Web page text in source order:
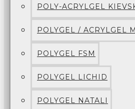
POLY-ACRYLGEL
POLYGEL / ACRYLGEL
POLYGEL FSM
POLYGEL LICHID
POLYGEL NATALI